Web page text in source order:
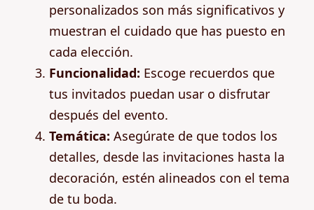
personalizados son más significativos y
muestran el cuidado que has puesto en
cada elección.
Funcionalidad: Escoge recuerdos que
tus invitados puedan usar o disfrutar
después del evento.
Temática: Asegúrate de que todos los
detalles, desde las invitaciones hasta la
decoración, estén alineados con el tema
de tu boda.